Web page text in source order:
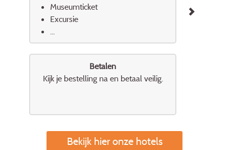
Museumticket
Excursie
Betalen
Kijk je bestelling na en betaal veilig.
Bekijk hier onze hotels